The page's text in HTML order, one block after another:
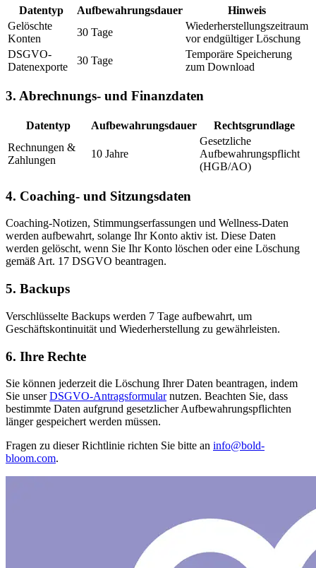
Datentyp Aufbewahrungsdauer
Hinweis
Gelöschte
Konten
30 Tage
Wiederherstellungszeitraum
vor endgültiger Löschung
DSGVO-
Datenexporte
30 Tage
Temporäre Speicherung
zum Download
3. Abrechnungs- und Finanzdaten
Datentyp Aufbewahrungsdauer
Rechtsgrundlage
Rechnungen &
Zahlungen
10 Jahre
Gesetzliche
Aufbewahrungspflicht
(HGB/AO)
4. Coaching- und Sitzungsdaten
Coaching-Notizen, Stimmungserfassungen und Wellness-Daten
werden aufbewahrt, solange Ihr Konto aktiv ist. Diese Daten
werden gelöscht, wenn Sie Ihr Konto löschen oder eine Löschung
gemäß Art. 17 DSGVO beantragen.
5. Backups
Verschlüsselte Backups werden 7 Tage aufbewahrt, um
Geschäftskontinuität und Wiederherstellung zu gewährleisten.
6. Ihre Rechte
Sie können jederzeit die Löschung Ihrer Daten beantragen, indem
Sie unserDSGVO-Antragsformularnutzen. Beachten Sie, dass
bestimmte Daten aufgrund gesetzlicher Aufbewahrungspflichten
länger gespeichert werden müssen.
Fragen zu dieser Richtlinie richten Sie bitte an info@bold-
bloom.com.